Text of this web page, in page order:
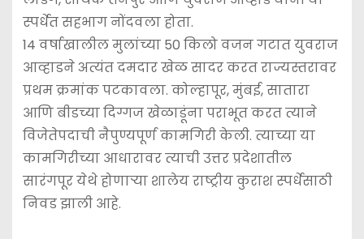
स्पर्धेत सहभाग नोंदवला होता.
14 वर्षाखालील मुलांच्या 50 किलो वजन गटात युवराज
आव्हाडने अत्यंत दमदार खेळ सादर करत राज्यस्तरावर
प्रथम क्रमांक पटकावला. कोल्हापूर, मुंबई, सातारा
आणि बीडच्या दिग्गज खेळाडूंना पराभूत करत त्याने
विजेतेपदाची नैपुण्यपूर्ण कामगिरी केली. त्याच्या या
कामगिरीच्या आधारावर त्याची उत्तर प्रदेशातील
सारंगपूर येथे होणाऱ्या शालेय राष्ट्रीय कुराश स्पर्धेसाठी
निवड झाली आहे.